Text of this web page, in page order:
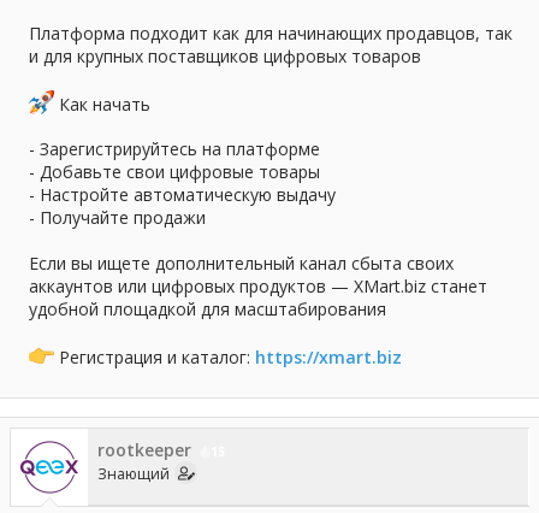
Платформа подходит как для начинающих продавцов, так
и для крупных поставщиков цифровых товаров
Как начать
- Зарегистрируйтесь на платформе
- Добавьте свои цифровые товары
- Настройте автоматическую выдачу
- Получайте продажи
Если вы ищете дополнительный канал сбыта своих
аккаунтов или цифровых продуктов — XMart.biz станет
удобной площадкой для масштабирования
Регистрация и каталог: https://xmart.biz
rootkeeper
Знающий